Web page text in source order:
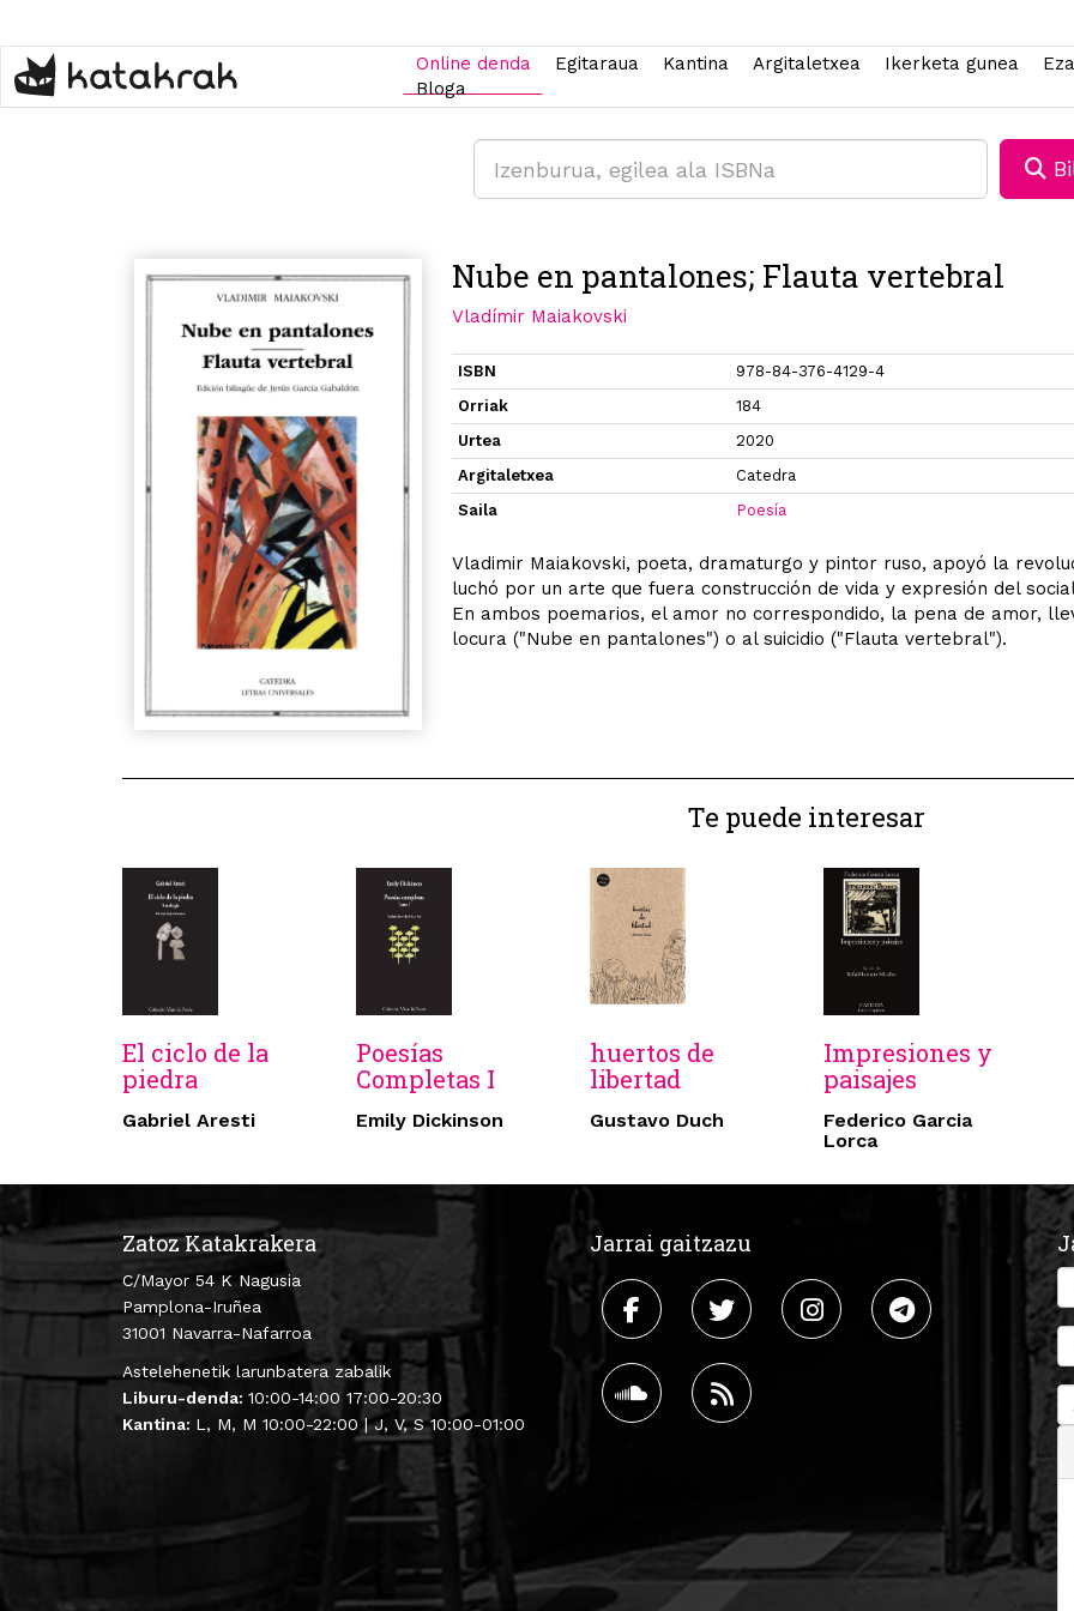
main
content
Online denda Egitaraua Kantina Argitaletxea Ikerketa gunea
Bloga
Nube en pantalones; Flauta vertebral
Vladímir Maiakovski
ISBN
978-84-376-4129-4
Orriak
184
Urtea
2020
Argitaletxea
Catedra
Saila
Poesía
Vladimir Maiakovski, poeta, dramaturgo y pintor ruso, apoyó la
luchó por un arte que fuera construcción de vida y expresión del
En ambos poemarios, el amor no correspondido, la pena de amor,
locura ("Nube en pantalones") o al suicidio ("Flauta vertebral").
Te puede interesar
El ciclo de la
piedra
Gabriel Aresti
Poesías
Completas I
Emily Dickinson
huertos de
libertad
Gustavo Duch
Impresiones y
paisajes
Federico Garcia
Lorca
Zatoz Katakrakera
C/Mayor 54 K Nagusia
Pamplona-Iruñea
31001 Navarra-Nafarroa
Astelehenetik larunbatera zabalik
Liburu-denda: 10:00-14:00 17:00-20:30
Kantina: L, M, M 10:00-22:00 | J, V, S 10:00-01:00
Jarrai gaitzazu